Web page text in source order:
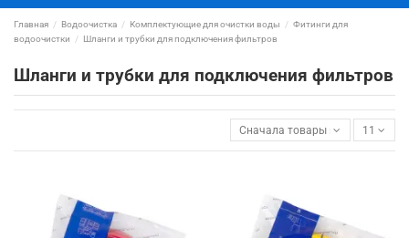
Главная Водоочистка Комплектующие для очистки воды
Фитинги для
водоочистки
Шланги и трубки для подключения фильтров
Шланги и трубки для подключения фильтров
Сначала товары в наличии
11